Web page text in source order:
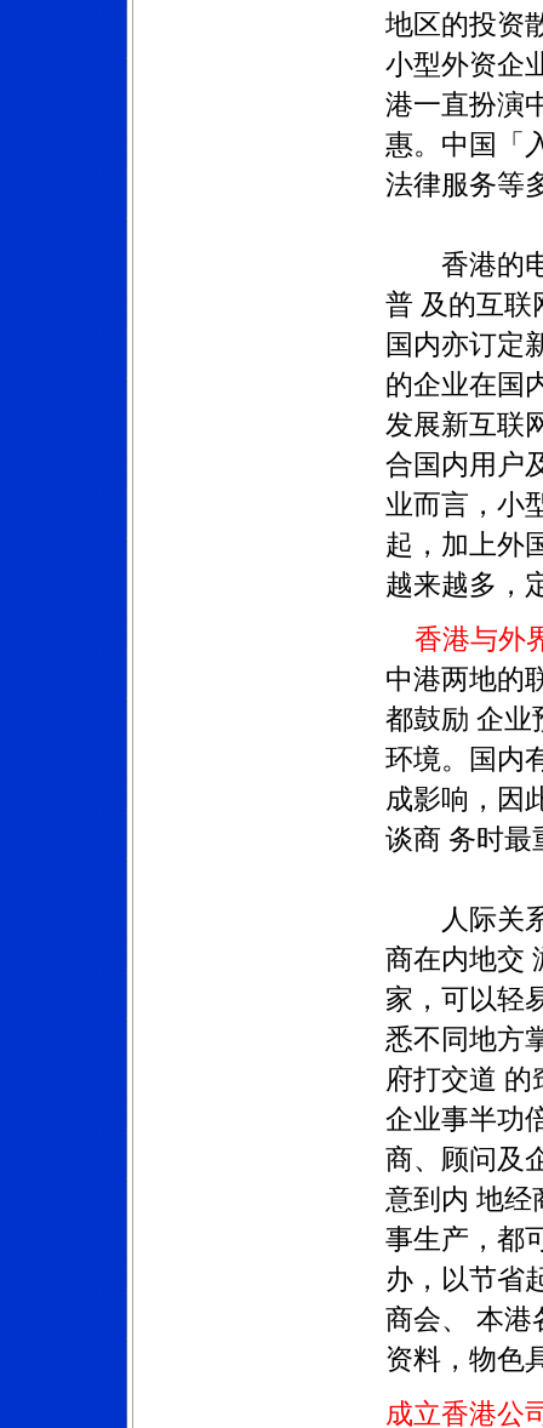
地区的投资
小型外资企
港一直扮演
惠。中国「
法律服务等
香港的电
普 及的互联
国内亦订定
的企业在国
发展新互联
合国内用户
业而言，小
起，加上外
越来越多，
香港与外
中港两地的
都鼓励 企业
环境。国内
成影响，因
谈商 务时最
人际关系
商在内地交
家，可以轻
悉不同地方
府打交道 的
企业事半功
商、顾问及
意到内 地经
事生产，都
办，以节省
商会、
本港
资料，物色
成立香港公